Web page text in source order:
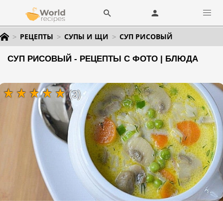
РЕЦЕПТЫ СУПЫ И ЩИ СУП РИСОВЫЙ
СУП РИСОВЫЙ - РЕЦЕПТЫ С ФОТО | БЛЮДА
(3)